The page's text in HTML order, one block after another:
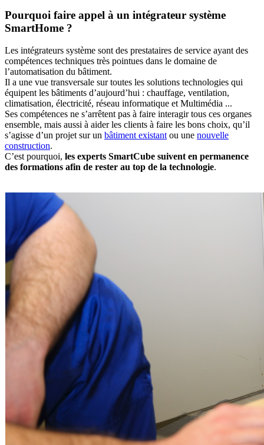
Pourquoi faire appel à un intégrateur système
SmartHome ?
Les intégrateurs système sont des prestataires de service ayant des
compétences techniques très pointues dans le domaine de
l’automatisation du bâtiment.
Il a une vue transversale sur toutes les solutions technologies qui
équipent les bâtiments d’aujourd’hui : chauffage, ventilation,
climatisation, électricité, réseau informatique et Multimédia ...
Ses compétences ne s’arrêtent pas à faire interagir tous ces organes
ensemble, mais aussi à aider les clients à faire les bons choix, qu’il
s’agisse d’un projet sur un bâtiment existantou une nouvelle
construction.
C’est pourquoi, les experts SmartCube suivent en permanence
des formations afin de rester au top de la technologie.